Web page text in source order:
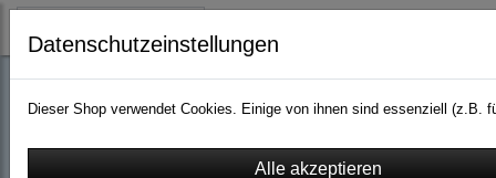
wassergarten-
Datenschutzeinstellungen
Dieser Shop verwendet Cookies. Einige von ihnen sind essenziell (z.B.